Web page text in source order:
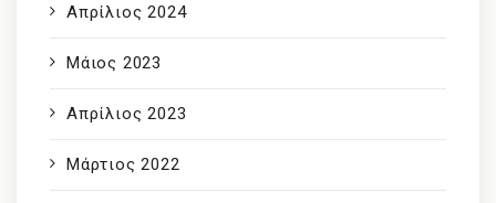
Απρίλιος 2024
Μάιος 2023
Απρίλιος 2023
Μάρτιος 2022